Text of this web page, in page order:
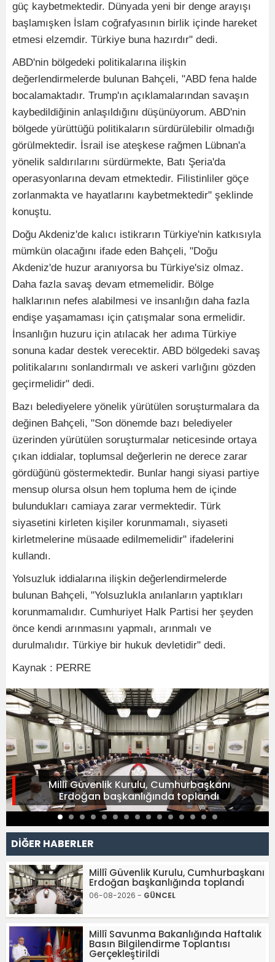
güç kaybetmektedir. Dünyada yeni bir denge arayışı
başlamışken İslam coğrafyasının birlik içinde hareket
etmesi elzemdir. Türkiye buna hazırdır" dedi.
ABD'nin bölgedeki politikalarına ilişkin
değerlendirmelerde bulunan Bahçeli, "ABD fena halde
bocalamaktadır. Trump'ın açıklamalarından savaşın
kaybedildiğinin anlaşıldığını düşünüyorum. ABD'nin
bölgede yürüttüğü politikaların sürdürülebilir olmadığı
görülmektedir. İsrail ise ateşkese rağmen Lübnan'a
yönelik saldırılarını sürdürmekte, Batı Şeria'da
operasyonlarına devam etmektedir. Filistinliler göçe
zorlanmakta ve hayatlarını kaybetmektedir" şeklinde
konuştu.
Doğu Akdeniz'de kalıcı istikrarın Türkiye'nin katkısıyla
mümkün olacağını ifade eden Bahçeli, "Doğu
Akdeniz'de huzur aranıyorsa bu Türkiye'siz olmaz.
Daha fazla savaş devam etmemelidir. Bölge
halklarının nefes alabilmesi ve insanlığın daha fazla
endişe yaşamaması için çatışmalar sona ermelidir.
İnsanlığın huzuru için atılacak her adıma Türkiye
sonuna kadar destek verecektir. ABD bölgedeki savaş
politikalarını sonlandırmalı ve askeri varlığını gözden
geçirmelidir" dedi.
Bazı belediyelere yönelik yürütülen soruşturmalara da
değinen Bahçeli, "Son dönemde bazı belediyeler
üzerinden yürütülen soruşturmalar neticesinde ortaya
çıkan iddialar, toplumsal değerlerin ne derece zarar
gördüğünü göstermektedir. Bunlar hangi siyasi partiye
mensup olursa olsun hem topluma hem de içinde
bulundukları camiaya zarar vermektedir. Türk
siyasetini kirleten kişiler korunmamalı, siyaseti
kirletmelerine müsaade edilmemelidir" ifadelerini
kullandı.
Yolsuzluk iddialarına ilişkin değerlendirmelerde
bulunan Bahçeli, "Yolsuzlukla anılanların yaptıkları
korunmamalıdır. Cumhuriyet Halk Partisi her şeyden
önce kendi arınmasını yapmalı, arınmalı ve
durulmalıdır. Türkiye bir hukuk devletidir" dedi.
Kaynak : PERRE
Millî Güvenlik Kurulu, Cumhurbaşkanı
Erdoğan başkanlığında toplandı
DİĞER HABERLER
Millî Güvenlik Kurulu, Cumhurbaşkanı
Erdoğan başkanlığında toplandı
06-08-2026 - GÜNCEL
Millî Savunma Bakanlığında Haftalık
Basın Bilgilendirme Toplantısı
Gerçekleştirildi